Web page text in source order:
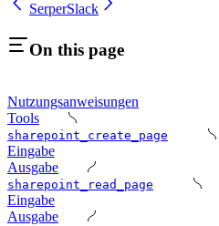
SerperSlack
On this page
Nutzungsanweisungen
Tools
sharepoint_create_page
Eingabe
Ausgabe
sharepoint_read_page
Eingabe
Ausgabe